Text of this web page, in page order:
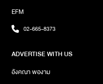
อยากสัมผัสความสนุกแบบญี่ปุ่
โอซาก้าไม่ได้ไกลเกินเอื้อมพิกั
Shakariki432” Major
ภาพ เบญญาภา แนบเนียน
EFM
02-665-8373
ADVERTISE WITH US
อังคณา พองาม